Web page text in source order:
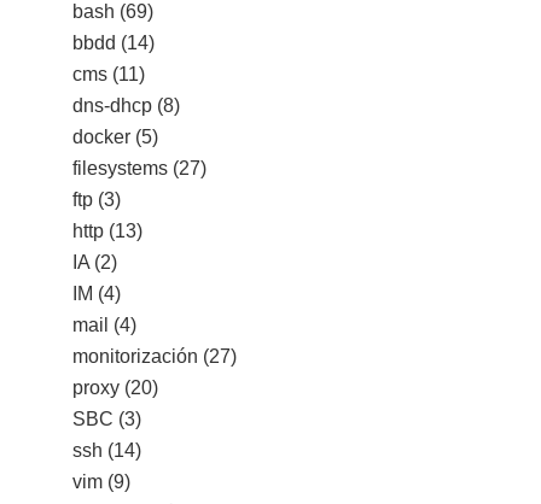
bash (69)
bbdd (14)
cms (11)
dns-dhcp (8)
docker (5)
filesystems (27)
ftp (3)
http (13)
IA (2)
IM (4)
mail (4)
monitorización (27)
proxy (20)
SBC (3)
ssh (14)
vim (9)